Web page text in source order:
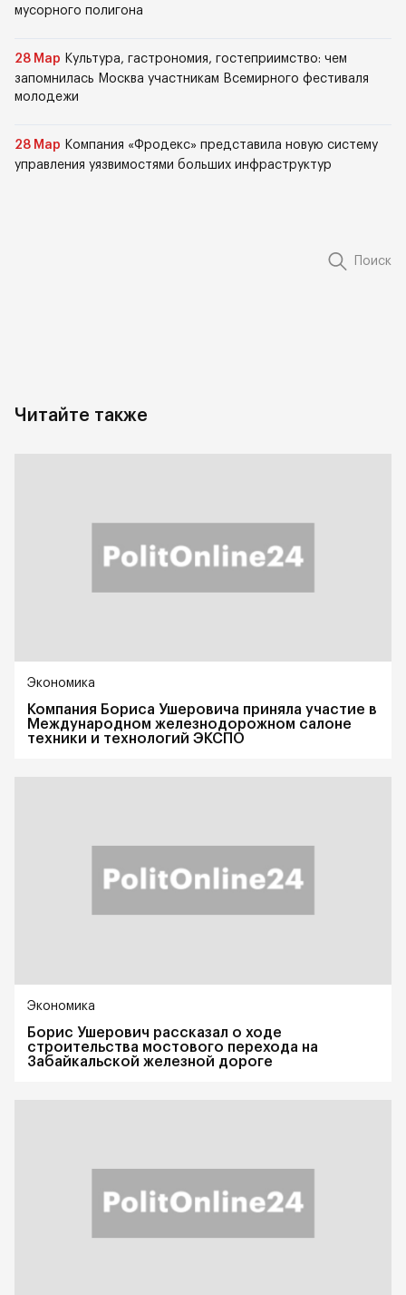
мусорного полигона
28 Мар Культура, гастрономия, гостеприимство: чем
запомнилась Москва участникам Всемирного фестиваля
молодежи
28 Мар Компания «Фродекс» представила новую систему
управления уязвимостями больших инфраструктур
Поиск
Читайте также
Экономика
Компания Бориса Ушеровича приняла участие в
Международном железнодорожном салоне
техники и технологий ЭКСПО
Экономика
Борис Ушерович рассказал о ходе
строительства мостового перехода на
Забайкальской железной дороге